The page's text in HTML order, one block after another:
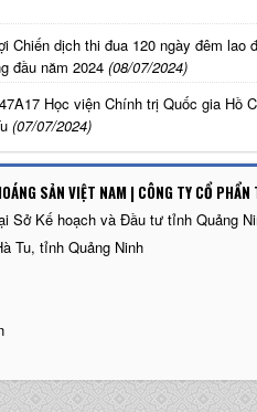
Chiến dịch thi đua 120 ngày đêm
đầu năm 2024 (08/07/2024)
Học viện Chính trị Quốc gia Hồ
(07/07/2024)
SẢN VIỆT NAM | CÔNG TY CỔ
Sở Kế hoạch và Đầu tư tỉnh Quảng
Tu, tỉnh Quảng Ninh